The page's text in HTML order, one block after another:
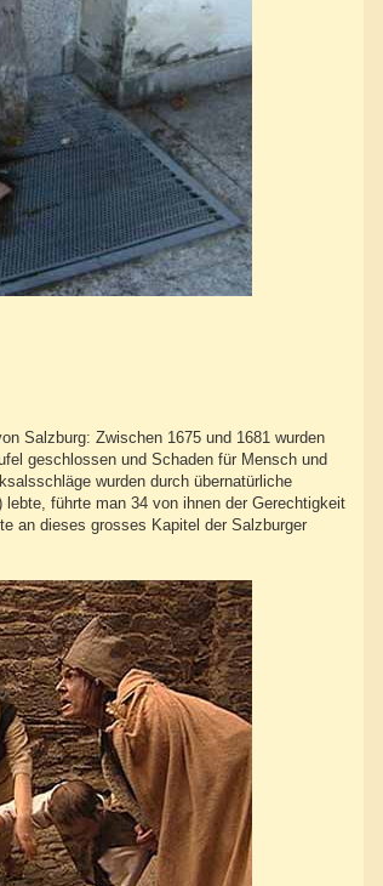
Salzburg: Zwischen 1675 und 1681 wurden
geschlossen und Schaden für Mensch und
wurden durch übernatürliche
führte man 34 von ihnen der Gerechtigkeit
an dieses grosses Kapitel der Salzburger